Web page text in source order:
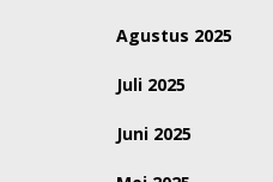
Agustus 2025
Juli 2025
Juni 2025